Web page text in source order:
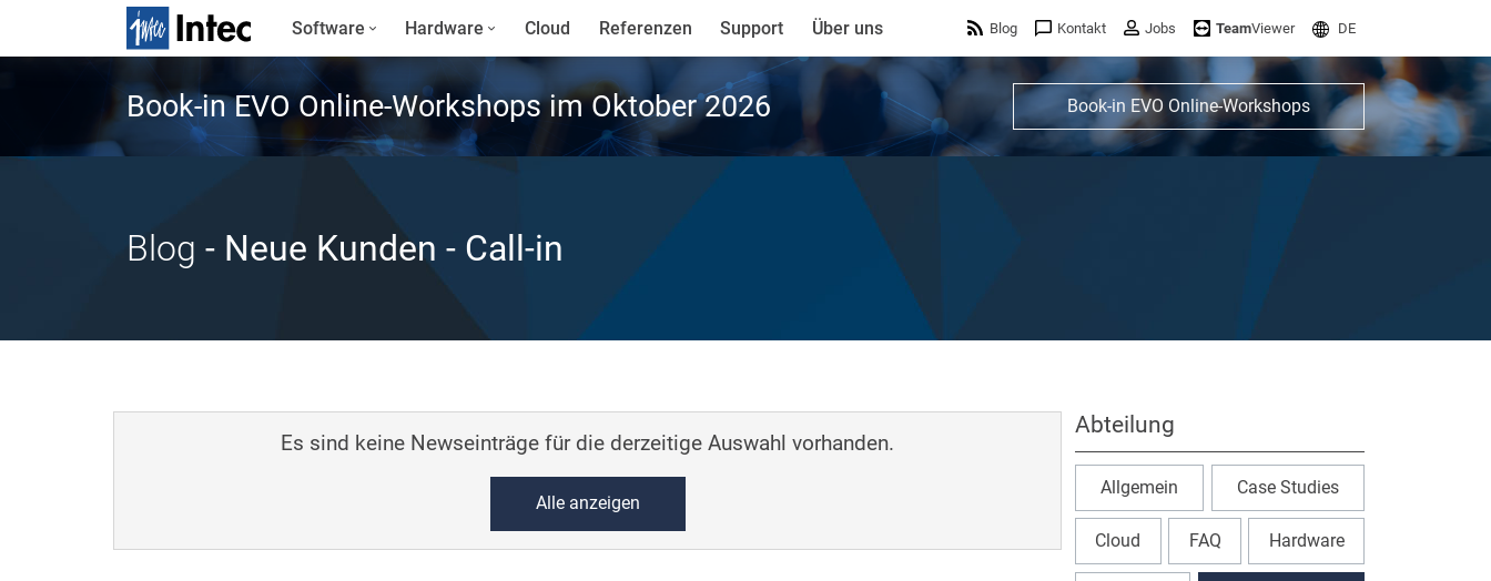
Software Hardware Cloud Referenzen Support Über uns Blog Kontakt Jobs TeamViewer DE
Book-in EVO Online-Workshops im Oktober 2026 Book-in EVO Online-Workshops
Blog - Neue Kunden - Call-in
Es sind keine Newseinträge für die derzeitige Auswahl vorhanden.
Alle anzeigen
Abteilung
Allgemein Case Studies
Cloud FAQ Hardware